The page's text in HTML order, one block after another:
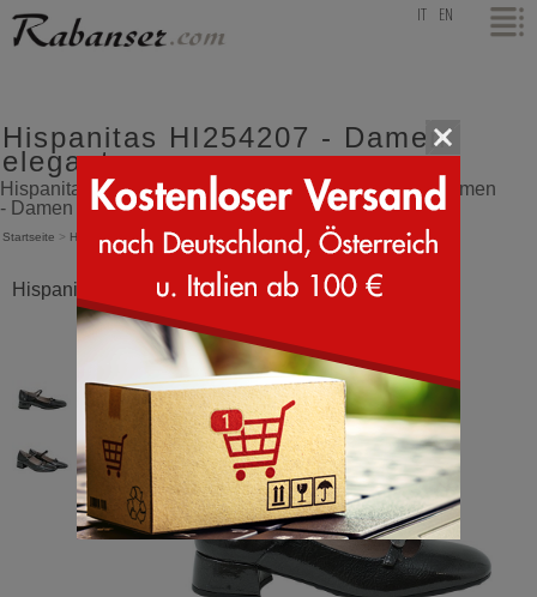
top EN
Hispanitas HI254207 - Damen
elegant
Hispanitas HI254207 elegantes Dekoltee mit zwei Riemen
- Damen elegant
Startseite > Hispanitas > HI254207
Hispanitas HI254207 Rock Anthrazit